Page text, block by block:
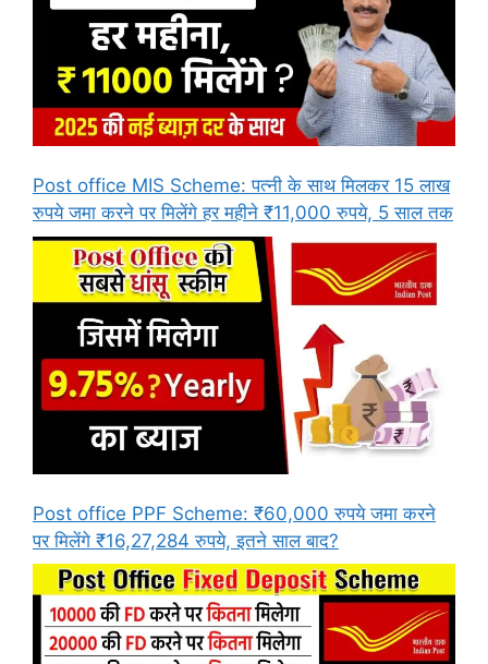
Post office MIS Scheme: पत्नी के साथ मिलकर 15 लाख
रुपये जमा करने पर मिलेंगे हर महीने ₹11,000 रुपये, 5 साल तक
Post office PPF Scheme: ₹60,000 रुपये जमा करने
पर मिलेंगे ₹16,27,284 रुपये, इतने साल बाद?